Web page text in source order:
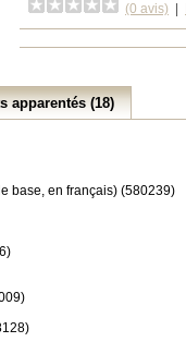
(0 avis)
apparentés (18)
base, en français) (580239)